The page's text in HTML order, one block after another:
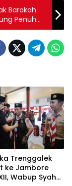
Barokah
Penuh
Miskin
Trenggalek
ke Jambore
Wabup Syah